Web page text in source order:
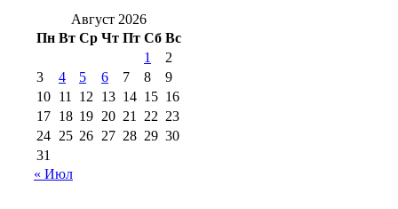
2016 г(12) №99 8 июля 2014 г
августа 2012 г(11)
августа 2013 г
(12)
Август 2026
Пн Вт Ср Чт Пт Сб Вс
1
2
3
4 5 6 7 8
9
10 11 12 13 14 15 16
17 18 19 20 21 22 23
24 25 26 27 28 29 30
31
« Июл